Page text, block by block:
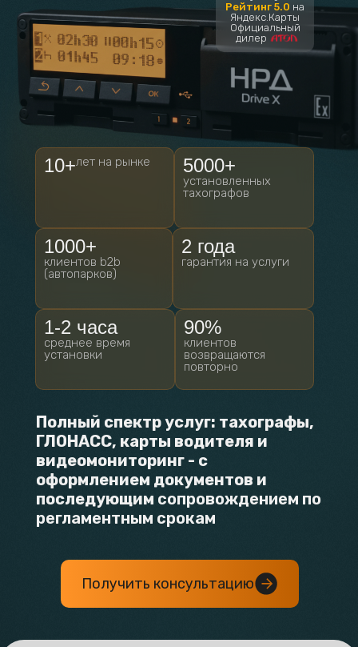
Полный спектр услуг: тахографы,
ГЛОНАСС, карты водителя и
видеомониторинг - с
оформлением документов и
последующим сопровождением по
регламентным срокам
10+лет на рынке 5000+
установленных
тахографов
1000+
клиентов b2b
(автопарков)
2 года
гарантия на услуги
1-2 часа
среднее время
установки
90%
клиентов
возвращаются
повторно
Получить консультацию
Рейтинг 5.0 на
Яндекс.Карты
Официальный
дилер АТОЛ